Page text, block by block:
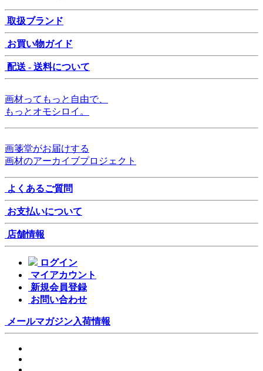
取扱ブランド
お買い物ガイド
配送 - 送料について
画材ってもっと自由で、
もっとオモシロイ。
画箋堂がお届けする
画材のアーカイブプロジェクト
よくあるご質問
お支払いについて
店舗情報
ログイン
マイアカウント
新規会員登録
お問い合わせ
メールマガジン入荷情報